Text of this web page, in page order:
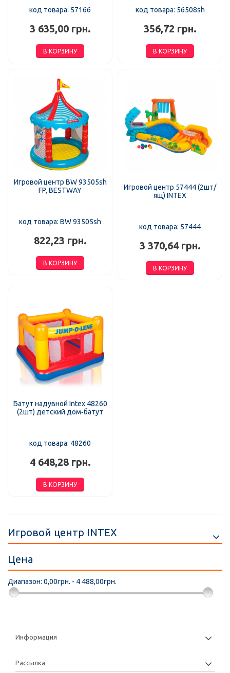
код товара: 57166
3 635,00 грн.
В КОРЗИНУ
код товара: 56508sh
356,72 грн.
В КОРЗИНУ
Игровой центр BW 93505sh
FP, BESTWAY
код товара: BW 93505sh
822,23 грн.
В КОРЗИНУ
Игровой центр 57444 (2шт/
ящ) INTEX
код товара: 57444
3 370,64 грн.
В КОРЗИНУ
Батут надувной Intex 48260
(2шт) детский дом‑батут
код товара: 48260
4 648,28 грн.
В КОРЗИНУ
Игровой центр INTEX
Цена
Диапазон: 0,00грн. - 4 488,00грн.
Информация
Рассылка